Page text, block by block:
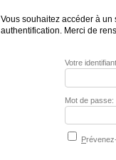
Vous souhaitez accéder à
authentification. Merci de
Votre
Mot de passe:
P